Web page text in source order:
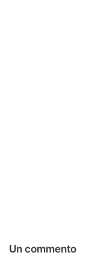
Un commento